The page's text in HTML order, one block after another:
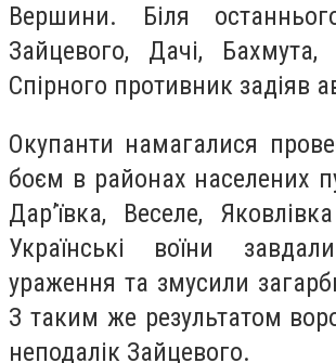
Вершини. Біля
Зайцевого, Дачі, Бахмута,
Спірного противник задіяв
Окупанти намагалися
боєм в районах населених
Дар’ївка, Веселе,
Українські воїни
ураження та змусили
З таким же результатом
неподалік Зайцевого.